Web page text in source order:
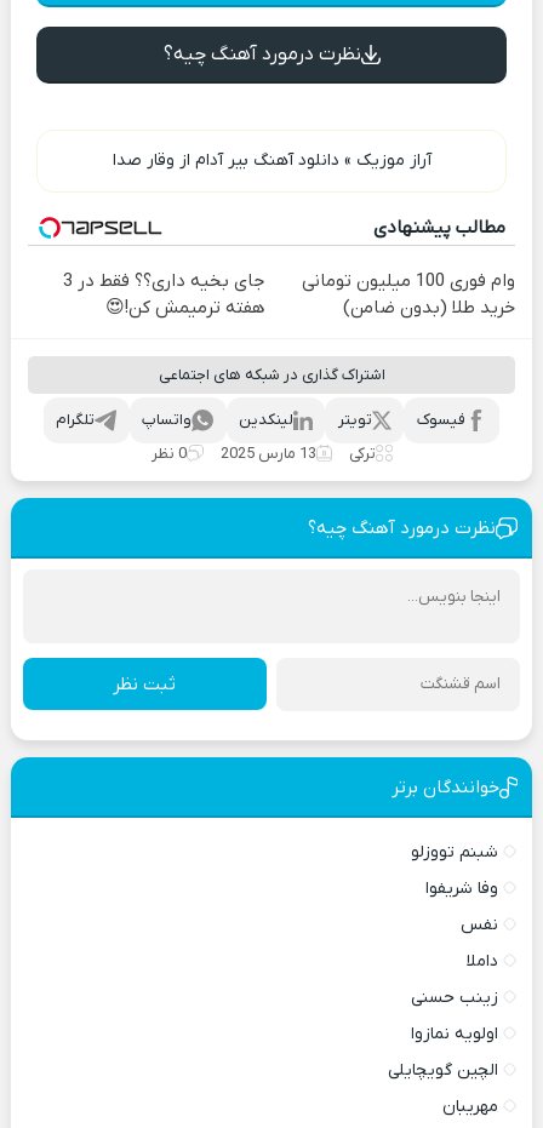
نظرت درمورد آهنگ چیه؟
آراز موزیک » دانلود آهنگ بیر آدام از وقار صدا
مطالب پیشنهادی
وام فوری 100 میلیون تومانی
خرید طلا (بدون ضامن)
جای بخیه داری؟؟ فقط در 3
هفته ترمیمش کن!😍
اشتراک گذاری در شبکه های اجتماعی
تلگرام واتساپ لینکدین تویتر
فیسوک
ترکی
13 مارس 2025 0 نظر
نظرت درمورد آهنگ چیه؟
ثبت نظر
خوانندگان برتر
شبنم تووزلو
وفا شریفوا
نفس
داملا
زینب حسنی
اولویه نمازوا
الچین گویچایلی
مهریبان